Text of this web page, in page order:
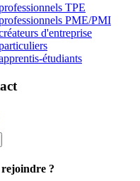
TPE
PME/PMI
d'entreprise
étudiants
?